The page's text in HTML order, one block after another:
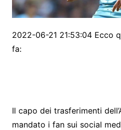
2022-06-21 21:53:04 Ecco
fa:
Il capo dei trasferimenti
mandato i fan sui social